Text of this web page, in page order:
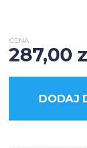
CENA
287,00
DODAJ